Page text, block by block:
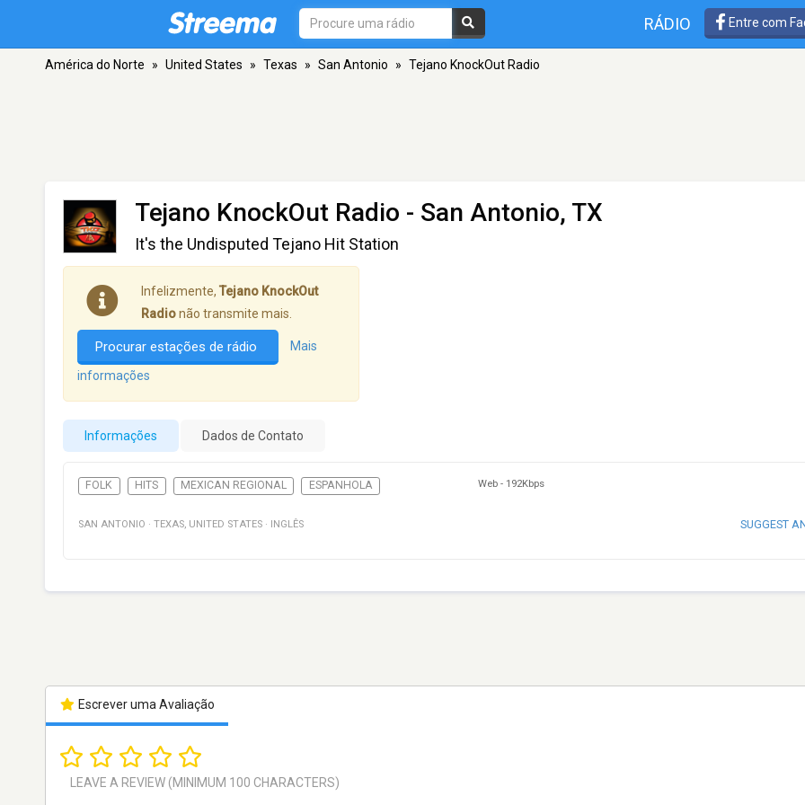
RÁDIO Entre com
América do Norte » United States » Texas » San Antonio » Tejano KnockOut Radio
Tejano KnockOut Radio - San Antonio, TX
It's the Undisputed Tejano Hit Station
Infelizmente, Tejano KnockOut
Radionão transmite mais.
Procurar estações de rádio Mais
informações
Informações Dados de Contato
FOLK HITS MEXICAN REGIONAL ESPANHOLA Web - 192Kbps
SAN ANTONIO · TEXAS, UNITED STATES · INGLÊS SUGGEST
Escrever uma Avaliação